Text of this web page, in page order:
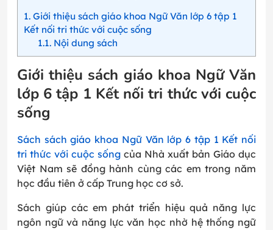
1 Giới thiệu sách giáo khoa Ngữ Văn lớp 6 tập 1
Kết nối tri thức với cuộc sống
1.1Nội dung sách
Giới thiệu sách giáo khoa Ngữ Văn
lớp 6 tập 1 Kết nối tri thức với cuộc
sống
Sách sách giáo khoa Ngữ Văn lớp 6 tập 1 Kết nối
tri thức với cuộc sống của Nhà xuất bản Giáo dục
Việt Nam sẽ đồng hành cùng các em trong năm
học đầu tiên ở cấp Trung học cơ sở.
Sách giúp các em phát triển hiệu quả năng lực
ngôn ngữ và năng lực văn học nhờ hệ thống ngữ